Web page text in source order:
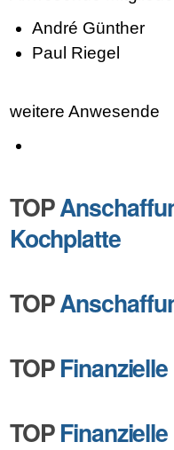
André Günther
Paul Riegel
weitere Anwesende
TOP
Kochplatte
TOP
TOP
TOP